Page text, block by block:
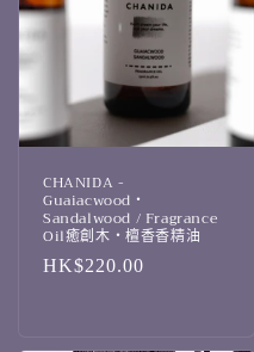
CHANIDA -
Guaiacwood・
Sandalwood / Fragrance
Oil癒創木・檀香香精油
定
HK$220.00